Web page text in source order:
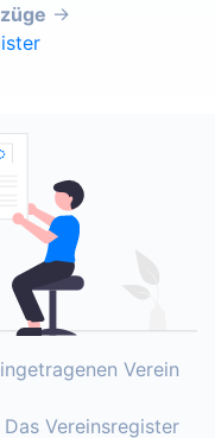
→
Verein
Vereinsregister